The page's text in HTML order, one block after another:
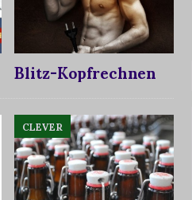
Blitz-Kopfrechnen
CLEVER